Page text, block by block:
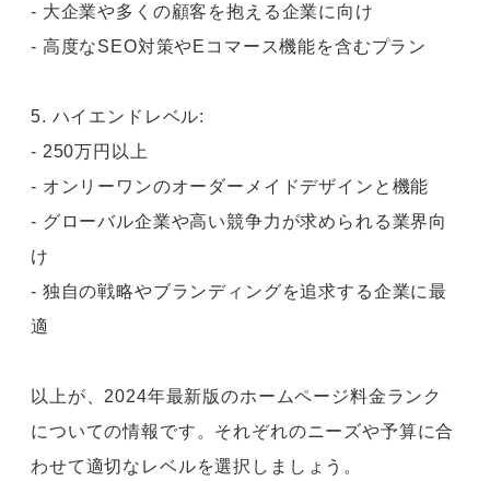
- 大企業や多くの顧客を抱える企業に向け
- 高度なSEO対策やEコマース機能を含むプラン
5. ハイエンドレベル:
- 250万円以上
- オンリーワンのオーダーメイドデザインと機能
- グローバル企業や高い競争力が求められる業界向
け
- 独自の戦略やブランディングを追求する企業に最
適
以上が、2024年最新版のホームページ料金ランク
についての情報です。それぞれのニーズや予算に合
わせて適切なレベルを選択しましょう。